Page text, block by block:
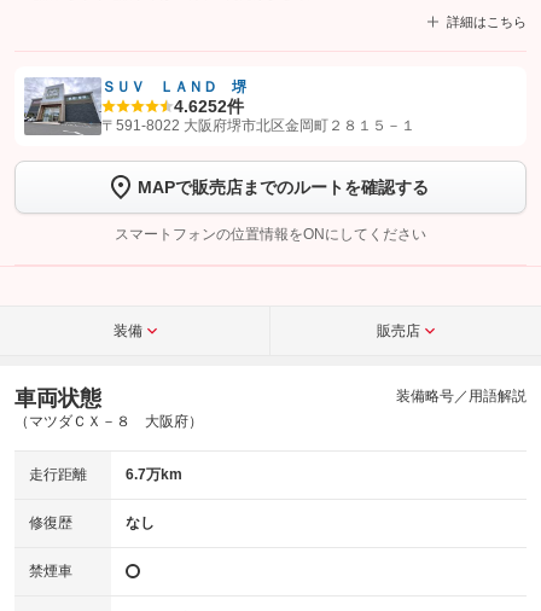
詳細はこちら
【STEP1】認証画面でグーネットを友だち追加してから「許可する」ボタンを押
トーク画面で
ボタンをタップして問い合わせを
完了してください。
こちら
ＳＵＶ ＬＡＮＤ 堺
4.6252件
〒591-8022 大阪府堺市北区金岡町２８１５－１
MAPで販売店までのルートを確認する
スマートフォンの位置情報をONにしてください
装備 販売店
車両状態
（マツダＣＸ－８ 大阪府）
装備略号／用語解説
走行距離 6.7万km
修復歴 なし
禁煙車